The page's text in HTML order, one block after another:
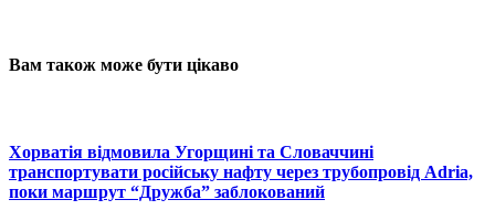
Вам також може бути цікаво
Хорватія відмовила Угорщині та Словаччині
транспортувати російську нафту через трубопровід Adria,
поки маршрут “Дружба” заблокований